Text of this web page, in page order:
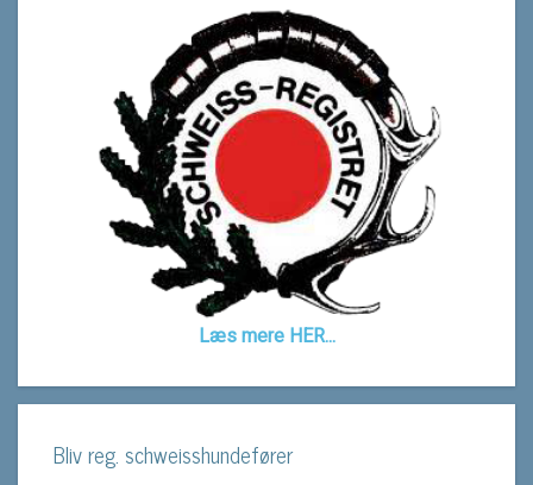
Læs mere HER...
Bliv reg. schweisshundefører